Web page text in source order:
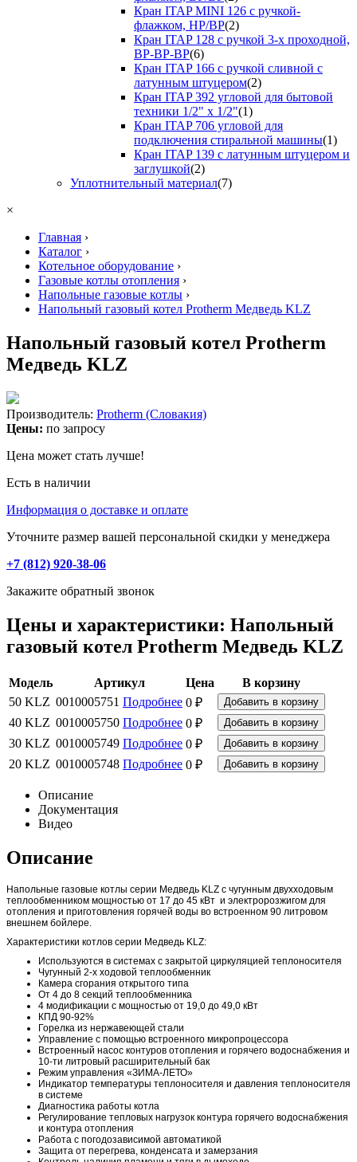
Кран ITAP MINI 126 с ручкой-
флажком, НР/ВР(2)
Кран ITAP 128 с ручкой 3-х проходной,
ВР-ВР-ВР(6)
Кран ITAP 166 с ручкой сливной с
латунным штуцером(2)
Кран ITAP 392 угловой для бытовой
техники 1/2" х 1/2"(1)
Кран ITAP 706 угловой для
подключения стиральной машины(1)
Кран ITAP 139 с латунным штуцером и
заглушкой(2)
Уплотнительный материал(7)
×
Главная ›
Каталог ›
Котельное оборудование ›
Газовые котлы отопления ›
Напольные газовые котлы ›
Напольный газовый котел Protherm Медведь KLZ
Напольный газовый котел Protherm
Медведь KLZ
Производитель: Protherm (Словакия)
Цены: по запросу
Цена может стать лучше!
Есть в наличии
Информация о доставке и оплате
Уточните размер вашей персональной скидки у менеджера
+7 (812) 920-38-06
Закажите обратный звонок
Цены и характеристики: Напольный
газовый котел Protherm Медведь KLZ
Модель Артикул Цена
В корзину
50 KLZ 0010005751 Подробнее 0 ₽
40 KLZ 0010005750 Подробнее 0 ₽
30 KLZ 0010005749 Подробнее 0 ₽
20 KLZ 0010005748 Подробнее 0 ₽
Описание
Документация
Видео
Описание
Напольные газовые котлы серии Медведь KLZ с чугунным двухходовым
теплообменником мощностью от 17 до 45 кВт и электророзжигом для
отопления и приготовления горячей воды во встроенном 90 литровом
внешнем бойлере.
Характеристики котлов серии Медведь KLZ:
Используются в системах с закрытой циркуляцией теплоносителя
Чугунный 2-х ходовой теплообменник
Камера сгорания открытого типа
От 4 до 8 секций теплообменника
4 модификации с мощностью от 19,0 до 49,0 кВт
КПД 90-92%
Горелка из нержавеющей стали
Управление с помощью встроенного микропроцессора
Встроенный насос контуров отопления и горячего водоснабжения и
10-ти литровый расширительный бак
Режим управления «ЗИМА-ЛЕТО»
Индикатор температуры теплоносителя и давления теплоносителя
в системе
Диагностика работы котла
Регулирование тепловых нагрузок контура горячего водоснабжения
и контура отопления
Работа с погодозависимой автоматикой
Защита от перегрева, конденсата и замерзания